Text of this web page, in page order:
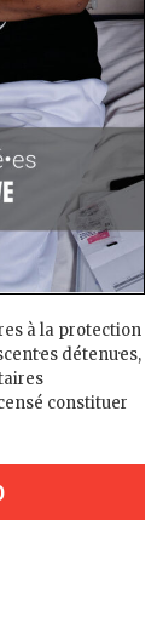
à la protection
détenu·es,
constituer